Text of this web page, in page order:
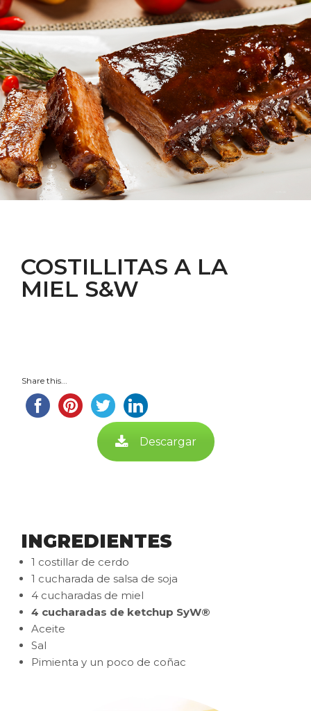
COSTILLITAS A LA
MIEL S&W
Share this...
Descargar
INGREDIENTES
1 costillar de cerdo
1 cucharada de salsa de soja
4 cucharadas de miel
4 cucharadas de ketchup SyW®
Aceite
Sal
Pimienta y un poco de coñac